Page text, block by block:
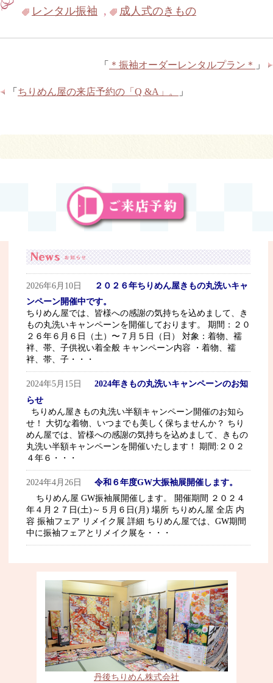
レンタル振袖 , 成人式のきもの
「 ＊振袖オーダーレンタルプラン＊ 」
「 ちりめん屋の来店予約の「Q &A」。 」
2026年6月10日
２０２６年ちりめん屋きもの丸洗いキャ
ンペーン開催中です。
ちりめん屋では、皆様への感謝の気持ちを込めまして、き
もの丸洗いキャンペーンを開催しております。 期間：２０
２６年６月６日（土）〜７月５日（日） 対象：着物、襦
袢、帯、子供祝い着全般 キャンペーン内容 ・着物、襦
袢、帯、子・・・
2024年5月15日
2024年きもの丸洗いキャンペーンのお知
らせ
ちりめん屋きもの丸洗い半額キャンペーン開催のお知ら
せ！ 大切な着物、いつまでも美しく保ちませんか？ ちり
めん屋では、皆様への感謝の気持ちを込めまして、きもの
丸洗い半額キャンペーンを開催いたします！ 期間:２０２
４年６・・・
2024年4月26日
令和６年度GW大振袖展開催します。
ちりめん屋 GW振袖展開催します。 開催期間 ２０２４
年４月２７日(土)～５月６日(月) 場所 ちりめん屋 全店 内
容 振袖フェア リメイク展 詳細 ちりめん屋では、GW期間
中に振袖フェアとリメイク展を・・・
丹後ちりめん株式会社